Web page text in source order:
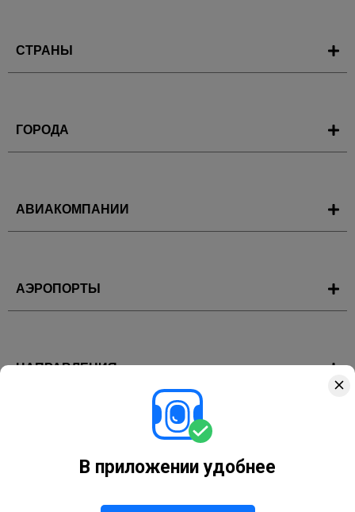
В приложении удобнее
СТРАНЫ
ГОРОДА
АВИАКОМПАНИИ
АЭРОПОРТЫ
НАПРАВЛЕНИЯ
Горящие туры Сочи Турция Египет